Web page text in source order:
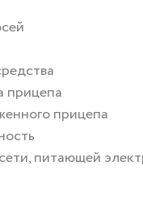
прицепа
прицепа
питающей